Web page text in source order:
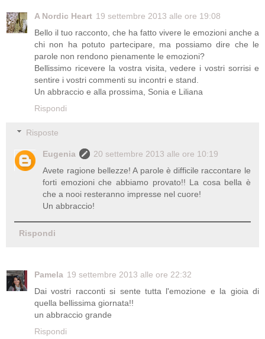
A Nordic Heart 19 settembre 2013 alle ore 19:08
Bello il tuo racconto, che ha fatto vivere le emozioni anche a
chi non ha potuto partecipare, ma possiamo dire che le
parole non rendono pienamente le emozioni?
Bellissimo ricevere la vostra visita, vedere i vostri sorrisi e
sentire i vostri commenti su incontri e stand.
Un abbraccio e alla prossima, Sonia e Liliana
Rispondi
Risposte
Eugenia
20 settembre 2013 alle ore 10:19
Avete ragione bellezze! A parole è difficile raccontare le
forti emozioni che abbiamo provato!! La cosa bella è
che a nooi resteranno impresse nel cuore!
Un abbraccio!
Rispondi
Pamela 19 settembre 2013 alle ore 22:32
Dai vostri racconti si sente tutta l'emozione e la gioia di
quella bellissima giornata!!
un abbraccio grande
Rispondi